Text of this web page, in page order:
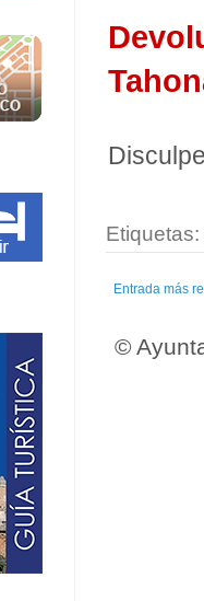
Etiquetas:
Entrada más
©